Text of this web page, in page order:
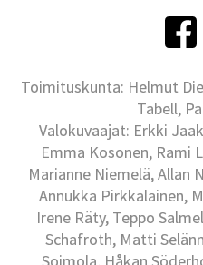
Toimituskunta: Helmut
Tabell,
Valokuvaajat: Erkki
Emma Kosonen, Rami
Marianne Niemelä, Allan
Annukka Pirkkalainen,
Irene Räty, Teppo
Schafroth, Matti